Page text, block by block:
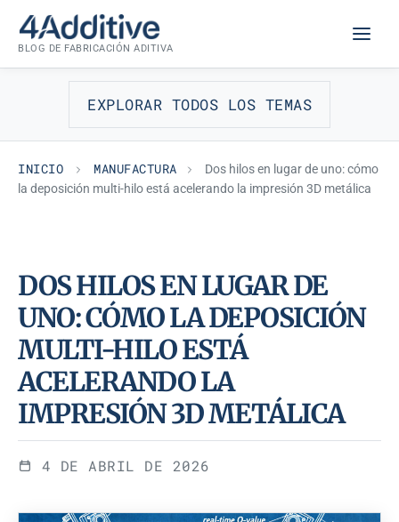
contenido
BLOG DE FABRICACIÓN ADITIVA
EXPLORAR TODOS LOS TEMAS
INICIO MANUFACTURA
Dos hilos en lugar de uno: cómo
la deposición multi-hilo está acelerando la impresión 3D metálica
MANUFACTURA
DOS HILOS EN LUGAR DE
UNO: CÓMO LA DEPOSICIÓN
MULTI-HILO ESTÁ
ACELERANDO LA
IMPRESIÓN 3D METÁLICA
4 DE ABRIL DE 2026